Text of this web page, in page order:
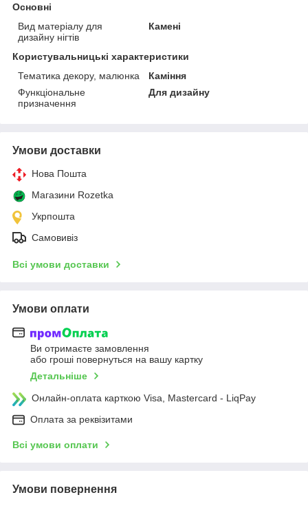
Основні
Вид матеріалу для
дизайну нігтів
Камені
Користувальницькі характеристики
Тематика декору, малюнка
Каміння
Функціональне
призначення
Для дизайну
Умови доставки
Нова Пошта
Магазини Rozetka
Укрпошта
Самовивіз
Всі умови доставки
Умови оплати
Ви отримаєте замовлення
або гроші повернуться на вашу картку
Детальніше
Онлайн-оплата карткою Visa, Mastercard - LiqPay
Оплата за реквізитами
Всі умови оплати
Умови повернення